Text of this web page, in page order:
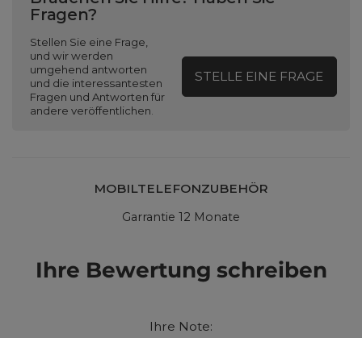
Fragen?
Stellen Sie eine Frage,
und wir werden
umgehend antworten
und die interessantesten
Fragen und Antworten für
andere veröffentlichen.
STELLE EINE FRAGE
MOBILTELEFONZUBEHÖR
Garrantie 12 Monate
Ihre Bewertung schreiben
Ihre Note: